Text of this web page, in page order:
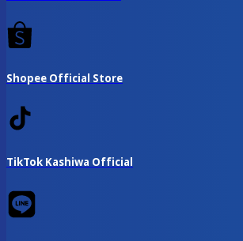
Shopee Official Store
TikTok Kashiwa Official